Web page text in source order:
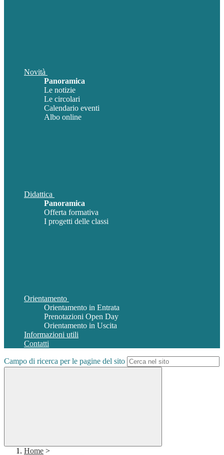
Novità
Panoramica
Le notizie
Le circolari
Calendario eventi
Albo online
Didattica
Panoramica
Offerta formativa
I progetti delle classi
Orientamento
Orientamento in Entrata
Prenotazioni Open Day
Orientamento in Uscita
Informazioni utili
Contatti
Campo di ricerca per le pagine del sito
Home >